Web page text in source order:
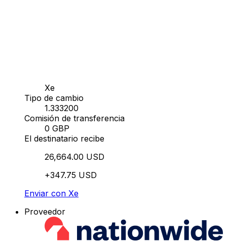
Xe
Tipo de cambio
1.333200
Comisión de transferencia
0 GBP
El destinatario recibe
26,664.00 USD
+347.75 USD
Enviar con Xe
Proveedor